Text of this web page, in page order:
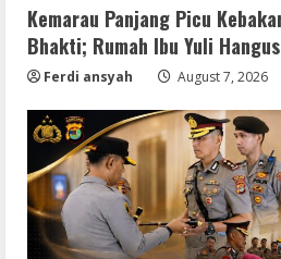
Kemarau Panjang Picu
Bhakti; Rumah Ibu Yuli
Ferdi ansyah August 7, 2026